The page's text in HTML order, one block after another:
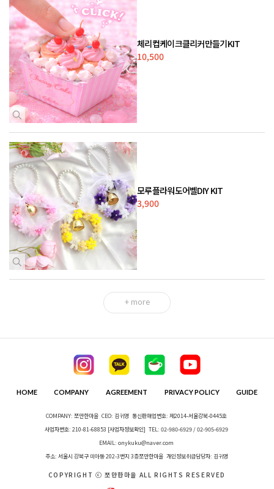
체리컵케이크클리커만들기KIT
10,500
모루플라워도어벨DIY KIT
3,900
+ more
HOME COMPANY AGREEMENT PRIVACY POLICY GUIDE
COMPANY: 쪼만한마을 CEO: 김귀영 통신판매업번호: 제2014-서울강북-0445호
사업자번호: 210-81-68853 [사업자정보확인] TEL: 02-980-6929 / 02-905-6929
EMAIL: onykuku@naver.com
주소: 서울시 강북구 미아동 202-3번지 3층쪼만한마을 개인정보취급담당자: 김귀영
COPYRIGHT ⓒ 쪼만한마을 ALL RIGHTS RESERVED